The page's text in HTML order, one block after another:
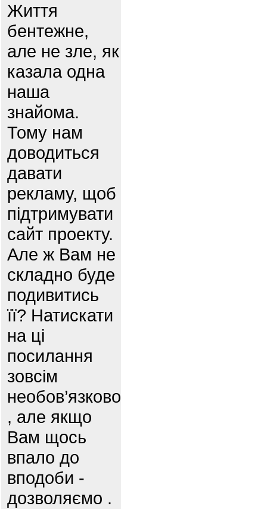
Життя
бентежне,
але не зле, як
казала одна
наша
знайома.
Тому нам
доводиться
давати
рекламу, щоб
підтримувати
сайт проекту.
Але ж Вам не
складно буде
подивитись
її? Натискати
на ці
посилання
зовсім
необов’язково
, але якщо
Вам щось
впало до
вподоби -
дозволяємо .